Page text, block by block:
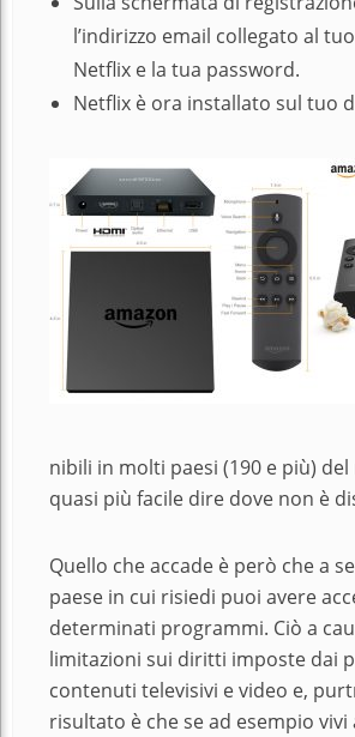
l’indirizzo email collegato al
Netflix e la tua password.
Netflix è ora installato sul tuo
nibili in molti paesi (190 e più)
quasi più facile dire dove non è
Quello che accade è però che a
paese in cui risiedi puoi avere
determinati programmi. Ciò a
limitazioni sui diritti imposte dai
contenuti televisivi e video e,
risultato è che se ad esempio